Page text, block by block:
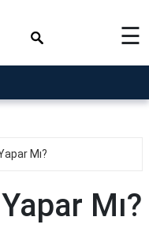
☰
Mı?
Mı?